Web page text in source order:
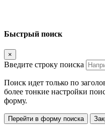
Быстрый поиск
×
Введите строку поиска
Поиск идет только по
более тонкие настройки
форму.
Перейти в форму поиска